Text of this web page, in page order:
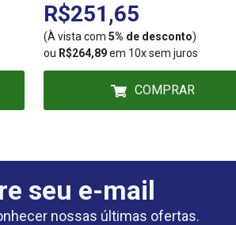
R$251,65
(À vista com 5% de desconto)
ou R$264,89em 10x sem juros
COMPRAR
seu e-mail
nossas últimas ofertas.